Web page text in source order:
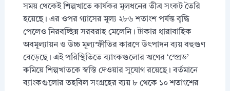
সময় থেকেই শিল্পখাতে কার্যকর মূলধনের তীব্র সংকট তৈরি
হয়েছে। এর ওপর গ্যাসের মূল্য ২৮৬ শতাংশ পর্যন্ত বৃদ্ধি
পেলেও নিরবচ্ছিন্ন সরবরাহ মেলেনি। টাকার ধারাবাহিক
অবমূল্যায়ন ও উচ্চ মূল্যস্ফীতির কারণে উৎপাদন ব্যয় বহুগুণ
বেড়েছে। এই পরিস্থিতিতে ব্যাংকগুলোর ঋণের ‘স্প্রেড’
কমিয়ে শিল্পখাতকে স্বস্তি দেওয়ার সুযোগ রয়েছে। বর্তমানে
ব্যাংকগুলোর তহবিল সংগ্রহের ব্যয় ৮ থেকে ১০ শতাংশের